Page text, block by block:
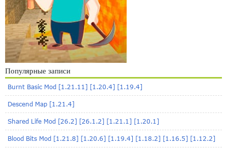
Популярные записи
Burnt Basic Mod [1.21.11] [1.20.4] [1.19.4]
Descend Map [1.21.4]
Shared Life Mod [26.2] [26.1.2] [1.21.1] [1.20.1]
Blood Bits Mod [1.21.8] [1.20.6] [1.19.4] [1.18.2] [1.16.5] [1.12.2]